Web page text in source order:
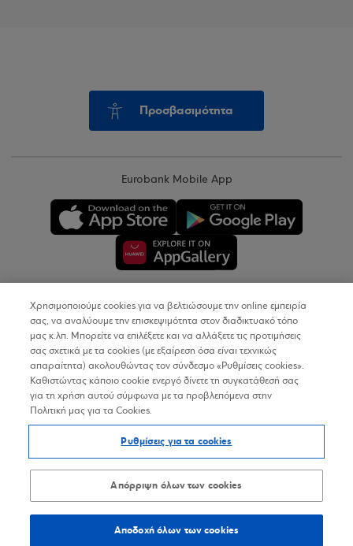
Προσβασιμότητα
Eurobank Mobile App
Copyright © 2026
Όροι Χρήσης
Προσωπικά Δεδομένα στον Διαδικτυακό Τόπο
Δήλωση Προσβασιμότητας
Sitemap
Χρησιμοποιούμε cookies για να βελτιώσουμε την online εμπειρία
σας, να αναλύουμε την επισκεψιμότητα στον διαδικτυακό τόπο
μας κ.λπ. Μπορείτε να επιλέξετε και να αλλάξετε τις προτιμήσεις
σας σχετικά με τα cookies (με εξαίρεση όσα είναι τεχνικώς
απαραίτητα) ακολουθώντας τον σύνδεσμο «Ρυθμίσεις cookies».
Καθιστώντας κάποιο cookie ενεργό δίνετε τη συγκατάθεσή σας
για τη χρήση αυτού σύμφωνα με τα προβλεπόμενα στην
Πολιτική μας για τα Cookies.
Ρυθμίσεις για τα cookies
Απόρριψη όλων των cookies
Αποδοχή όλων των cookies